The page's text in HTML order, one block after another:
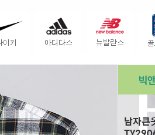
남자큰